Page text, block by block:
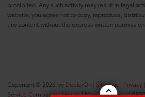
prohibited. Any such activity may result in legal
website, you agree not to copy, reproduce,
any content without the express written
Copyright © 2026 by DealerOn | Sitemap | Privacy |
Service Campaigns|Hours| Maverick Toyota|